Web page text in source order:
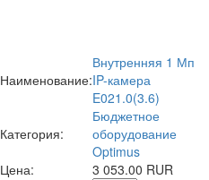
Наименование:
Внутренняя 1 Мп
IP-камера
E021.0(3.6)
Категория:
Бюджетное
оборудование
Optimus
Цена:
3 053.00 RUR